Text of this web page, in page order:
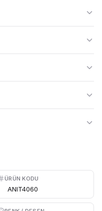
ÜRÜN KODU
ANIT4060